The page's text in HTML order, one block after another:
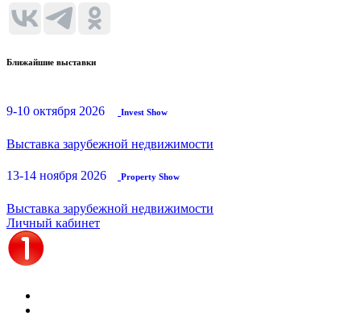
Ближайшие выставки
9-10 октября 2026 Invest Show
Выставка зарубежной недвижимости
13-14 ноября 2026 Property Show
Выставка зарубежной недвижимости
Личный кабинет